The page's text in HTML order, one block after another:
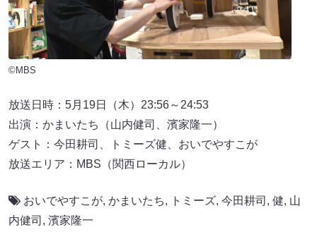
©MBS
放送日時：5月19日（木）23:56～24:53
出演：かまいたち（山内健司、濱家隆一）
ゲスト：今田耕司、トミーズ健、おいでやすこが
放送エリア：MBS（関西ローカル）
おいでやすこが, かまいたち, トミーズ, 今田耕司 , 健, 山
内健司 , 濱家隆一